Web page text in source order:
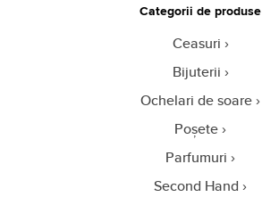
Categorii de produse
Ceasuri
Bijuterii
Ochelari de soare
Poșete
Parfumuri
Second Hand